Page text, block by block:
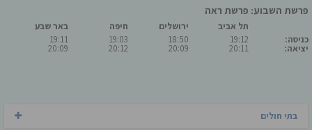
פרשת השבוע: פרשת ראה
כניסה:
יציאה:
תל אביב
19:12
20:11
ירושלים
18:50
20:09
חיפה
19:03
20:12
באר שבע
19:11
20:09
בתי חולים